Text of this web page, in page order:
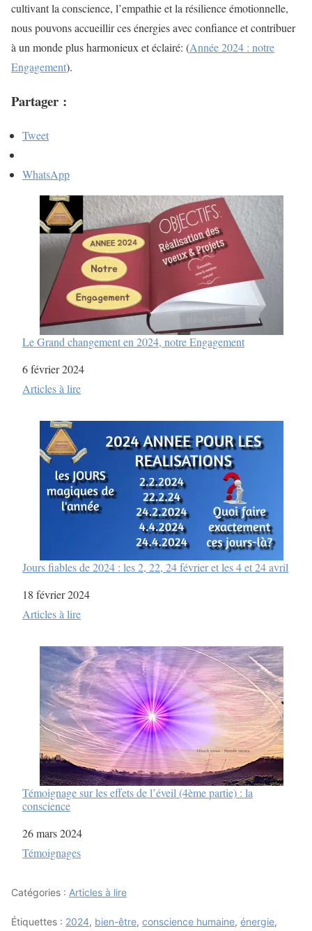
cultivant la conscience, l’empathie et la résilience émotionnelle,
nous pouvons accueillir ces énergies avec confiance et contribuer
à un monde plus harmonieux et éclairé: (Année 2024 : notre
Engagement).
Partager :
Tweet
WhatsApp
Le Grand changement en 2024, notre Engagement
Date
6 février 2024
Par rapport à
Articles à lire
Jours fiables de 2024 : les 2, 22, 24 février et les 4 et 24 avril
Date
18 février 2024
Par rapport à
Articles à lire
Témoignage sur les effets de l’éveil (4ème partie) : la
conscience
Date
26 mars 2024
Par rapport à
Témoignages
Catégories : Articles à lire
Étiquettes : 2024, bien-être, conscience humaine, énergie,